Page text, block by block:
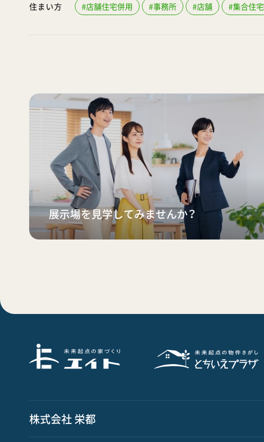
住まい方
#店舗住宅併用 #事務所 #店舗 #集合住宅
展示場を見学してみませんか？
株式会社 栄都